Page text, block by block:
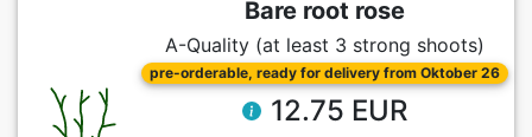
Bare root rose
A-Quality (at least 3 strong shoots)
pre-orderable, ready for delivery from Oktober 26
12.75 EUR